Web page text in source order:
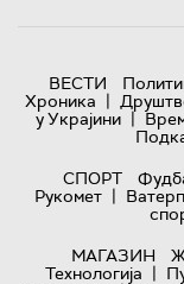
ВЕСТИ
Хроника |
у Украјини |
СПОРТ
Рукомет |
МАГАЗИН
Технологијa |